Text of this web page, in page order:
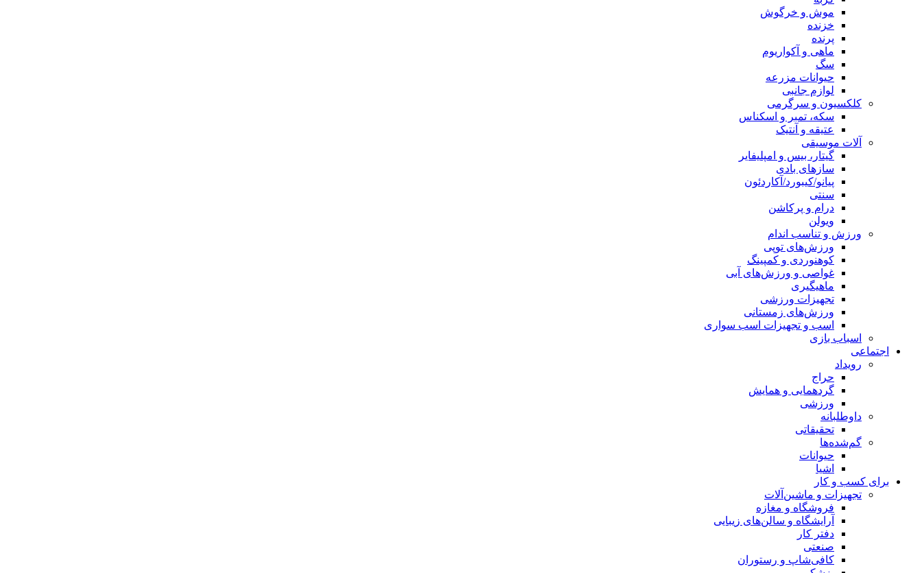
موش و خرگوش
خزنده
پرنده
ماهی و آکواریوم
سگ
حیوانات مزرعه
لوازم جانبی
کلکسیون و سرگرمی
سکه، تمبر و اسکناس
عتیقه و آنتیک
آلات موسیقی
گیتار، بیس و امپلیفایر
سازهای بادی
پیانو/کیبورد/آکاردئون
سنتی
درام و پرکاشن
ویولن
ورزش و تناسب اندام
ورزش‌های توپی
کوهنوردی و کمپینگ
غواصی و ورزش‌های آبی
ماهیگیری
تجهیزات ورزشی
ورزش‌های زمستانی
اسب و تجهیزات اسب سواری
اسباب‌ بازی
اجتماعی
رویداد
حراج
گردهمایی و همایش
ورزشی
داوطلبانه
تحقیقاتی
گم‌شده‌ها
حیوانات
اشیا
برای کسب و کار
تجهیزات و ماشین‌آلات
فروشگاه و مغازه
آرایشگاه و سالن‌های زیبایی
دفتر کار
صنعتی
کافی‌شاپ و رستوران